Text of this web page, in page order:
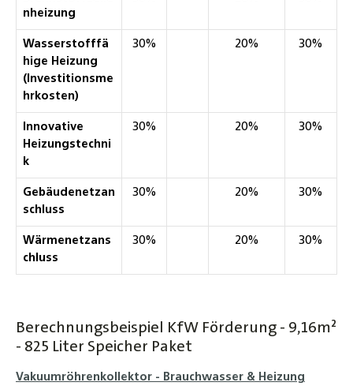
nheizung
Wasserstofffä
hige Heizung
(Investitionsme
hrkosten)
30% 20% 30%
Innovative
Heizungstechni
k
30% 20% 30%
Gebäudenetzan
schluss
30% 20% 30%
Wärmenetzans
chluss
30% 20% 30%
Berechnungsbeispiel KfW Förderung - 9,16m²
- 825 Liter Speicher Paket
Vakuumröhrenkollektor - Brauchwasser & Heizung